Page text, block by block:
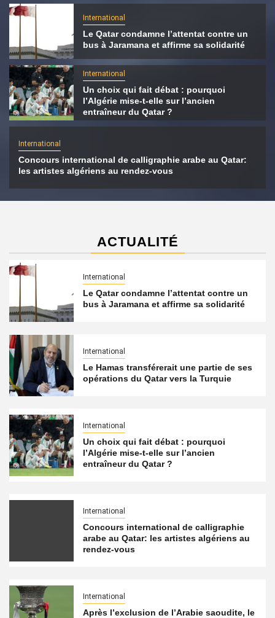
International
Le Qatar condamne l’attentat contre un
bus à Jaramana et affirme sa solidarité
International
Un choix qui fait débat : pourquoi
l’Algérie mise-t-elle sur l’ancien
entraîneur du Qatar ?
International
Concours international de calligraphie arabe au Qatar:
les artistes algériens au rendez-vous
ACTUALITÉ
International
Le Qatar condamne l’attentat contre un
bus à Jaramana et affirme sa solidarité
International
Le Hamas transférerait une partie de ses
opérations du Qatar vers la Turquie
International
Un choix qui fait débat : pourquoi
l’Algérie mise-t-elle sur l’ancien
entraîneur du Qatar ?
International
Concours international de calligraphie
arabe au Qatar: les artistes algériens au
rendez-vous
International
Après l’exclusion de l’Arabie saoudite, le